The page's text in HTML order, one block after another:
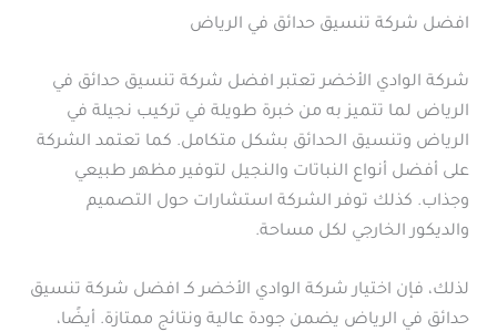
افضل شركة تنسيق حدائق في الرياض
شركة الوادي الأخضر تعتبر افضل شركة تنسيق حدائق في
الرياض لما تتميز به من خبرة طويلة في تركيب نجيلة في
الرياض وتنسيق الحدائق بشكل متكامل. كما تعتمد الشركة
على أفضل أنواع النباتات والنجيل لتوفير مظهر طبيعي
وجذاب. كذلك توفر الشركة استشارات حول التصميم
والديكور الخارجي لكل مساحة.
لذلك، فإن اختيار شركة الوادي الأخضر كـ افضل شركة تنسيق
حدائق في الرياض يضمن جودة عالية ونتائج ممتازة. أيضًا،